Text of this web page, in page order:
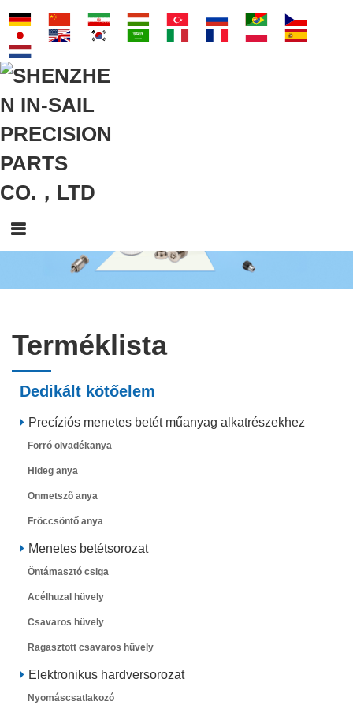
Terméklista
Dedikált kötőelem
Precíziós menetes betét műanyag alkatrészekhez
Forró olvadékanya
Hideg anya
Önmetsző anya
Fröccsöntő anya
Menetes betétsorozat
Öntámasztó csiga
Acélhuzal hüvely
Csavaros hüvely
Ragasztott csavaros hüvely
Elektronikus hardversorozat
Nyomáscsatlakozó